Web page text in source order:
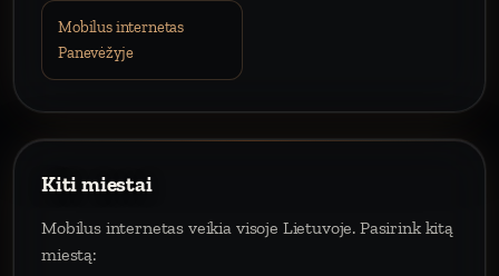
Mobilus internetas
Panevėžyje
Kiti miestai
Mobilus internetas veikia visoje Lietuvoje. Pasirink kitą
miestą: